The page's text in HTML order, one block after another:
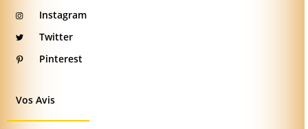
Instagram
Twitter
Pinterest
Vos Avis